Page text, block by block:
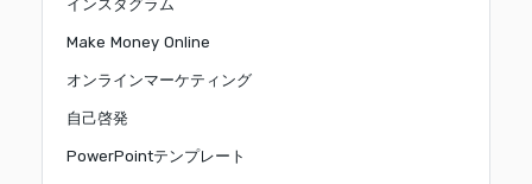
インスタグラム
Make Money Online
オンラインマーケティング
自己啓発
PowerPointテンプレート